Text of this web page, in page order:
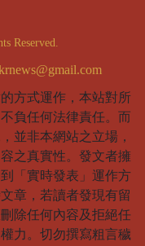
Reserved.
方式運作，本站對所
負任何法律責任。而
並非本網站之立場，
之真實性。發文者擁
「實時發表」運作方
章，若讀者發現有留
除任何內容及拒絕任
力。切勿撰寫粗言穢